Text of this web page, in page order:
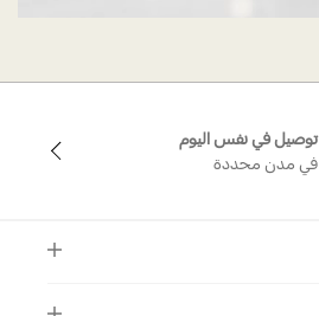
توصيل في نفس اليوم
في مدن محددة